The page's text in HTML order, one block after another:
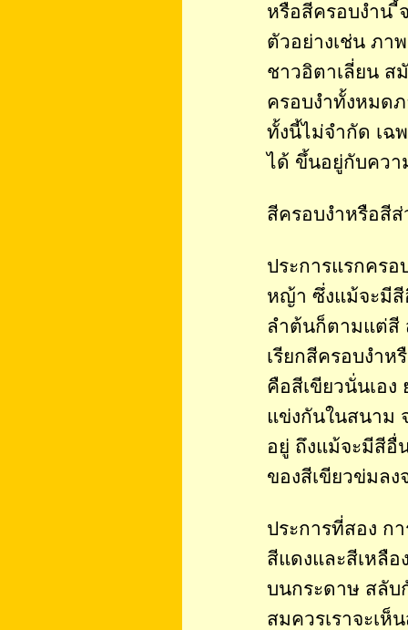
หรือสีครอบงำน
ตัวอย่างเช่น ภา
ชาวอิตาเลี่ยน ส
ครอบงำทั้งหมด
ทั้งนี้ไม่จำกัด เฉ
ได้ ขึ้นอยู่กับควา
สีครอบงำหรือสี
ประการแรกคร
หญ้า ซึ่งแม้จะมี
ลำต้นก็ตามแต่สี
เรียกสีครอบงำห
คือสีเขียวนั่นเอง
แข่งกันในสนาม
อยู่ ถึงแม้จะมีสี
ของสีเขียวข่ม
ประการที่สอง ก
สีแดงและสีเหลือ
บนกระดาษ สลับ
สมควรเราจะเห็